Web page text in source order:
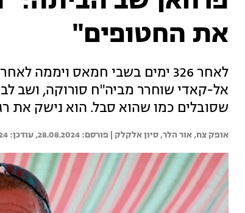
את החטופים"
לאחר 326 ימים בשבי חמאס
אל-קאדי שוחרר מביה"ח סורוקה, ושב
שסובלים כמו שהוא סבל. הוא נישק את
אופק צח, אור הלר, סיון אלקלק | 28.08.2024